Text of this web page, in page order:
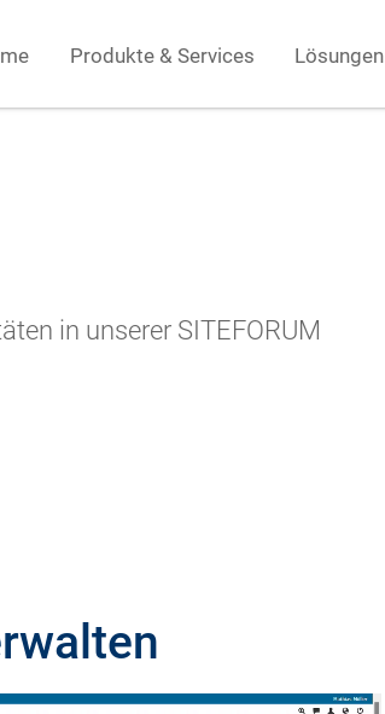
Produkte & Services Lösungen
in unserer SITEFORUM